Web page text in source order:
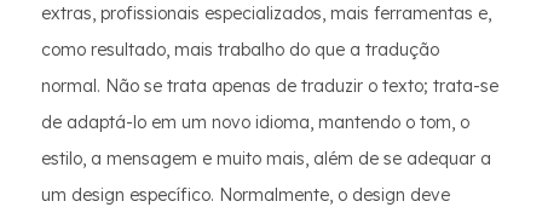
extras, profissionais especializados, mais ferramentas e,
como resultado, mais trabalho do que a tradução
normal. Não se trata apenas de traduzir o texto; trata-se
de adaptá-lo em um novo idioma, mantendo o tom, o
estilo, a mensagem e muito mais, além de se adequar a
um design específico. Normalmente, o design deve